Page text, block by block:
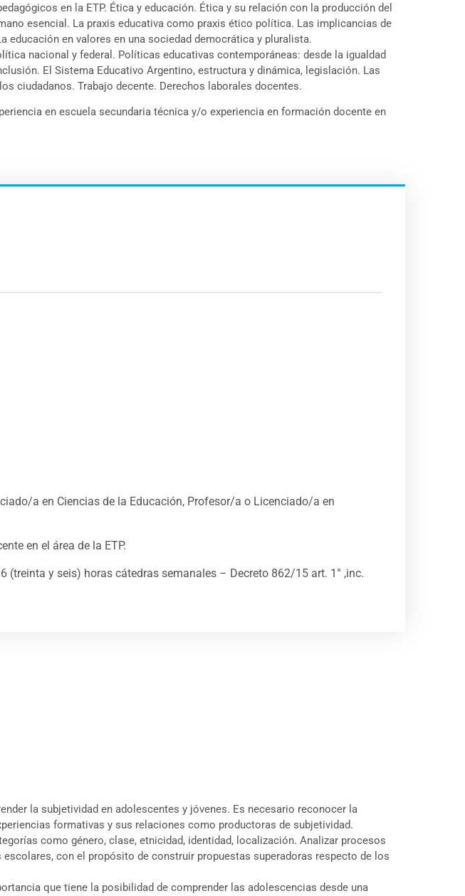
en la ETP. Ética y educación. Ética y su relación con la producción del
esencial. La praxis educativa como praxis ético política. Las implicancias de
educación en valores en una sociedad democrática y pluralista.
nacional y federal. Políticas educativas contemporáneas: desde la igualdad
El Sistema Educativo Argentino, estructura y dinámica, legislación. Las
ciudadanos. Trabajo decente. Derechos laborales docentes.
en escuela secundaria técnica y/o experiencia en formación docente en
a en Ciencias de la Educación, Profesor/a o Licenciado/a en
en el área de la ETP.
y seis) horas cátedras semanales – Decreto 862/15 art. 1° ,inc.
la subjetividad en adolescentes y jóvenes. Es necesario reconocer la
formativas y sus relaciones como productoras de subjetividad.
como género, clase, etnicidad, identidad, localización. Analizar procesos
con el propósito de construir propuestas superadoras respecto de los
que tiene la posibilidad de comprender las adolescencias desde una